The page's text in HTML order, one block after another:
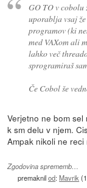
GO TO v cobolu
uporablja vsaj
programov (ki
med VAXom ali
lahko več
sprogramiraš
Če Cobol še
Verjetno ne bom
k sm delu v njem.
Ampak nikoli ne reci
Zgodovina sprememb…
premaknilod:Mavrik (